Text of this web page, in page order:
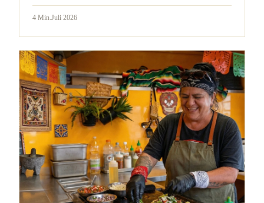
4 Min. Juli 2026